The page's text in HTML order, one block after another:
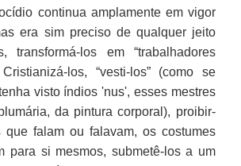
continua amplamente em vigor
era sim preciso de qualquer jeito
transformá-los em “trabalhadores
los, “vesti-los” (como se
visto índios 'nus', esses mestres
da pintura corporal), proibir-
que falam ou falavam, os costumes
para si mesmos, submetê-los a um